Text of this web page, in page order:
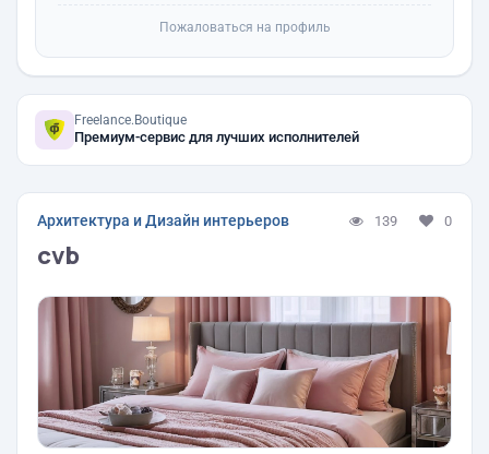
Пожаловаться на профиль
Freelance.Boutique
Премиум-сервис для лучших исполнителей
Архитектура и Дизайн интерьеров 139 0
cvb